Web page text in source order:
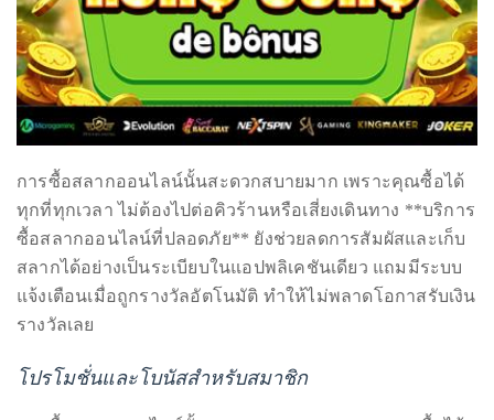
การซื้อสลากออนไลน์นั้นสะดวกสบายมาก เพราะคุณซื้อได้
ทุกที่ทุกเวลา ไม่ต้องไปต่อคิวร้านหรือเสี่ยงเดินทาง **บริการ
ซื้อสลากออนไลน์ที่ปลอดภัย** ยังช่วยลดการสัมผัสและเก็บ
แจ้งเตือนเมื่อถูกรางวัลอัตโนมัติ ทำให้ไม่พลาดโอกาสรับเงิน